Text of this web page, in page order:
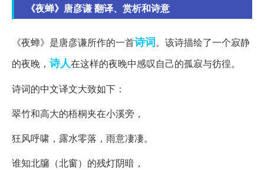
《夜蝉》唐彦谦 翻译、赏析和诗意
《夜蝉》是唐彦谦所作的一首诗词。该诗描绘了一个寂静
的夜晚， 诗人在这样的夜晚中感叹自己的孤寂与彷徨。
诗词的中文译文大致如下：
翠竹和高大的梧桐夹在小溪旁，
狂风呼啸，露水零落，雨意凄凄。
谁知北牖（北窗）的残灯阴暗，